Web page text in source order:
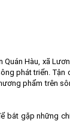
Quán Hàu, xã
phát triển. Tận
phẩm trên
bắt gặp những